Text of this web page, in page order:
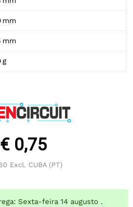
mm
mm
g
€ 0,75
Excl. CUBA (PT)
Sexta-feira 14 augusto .